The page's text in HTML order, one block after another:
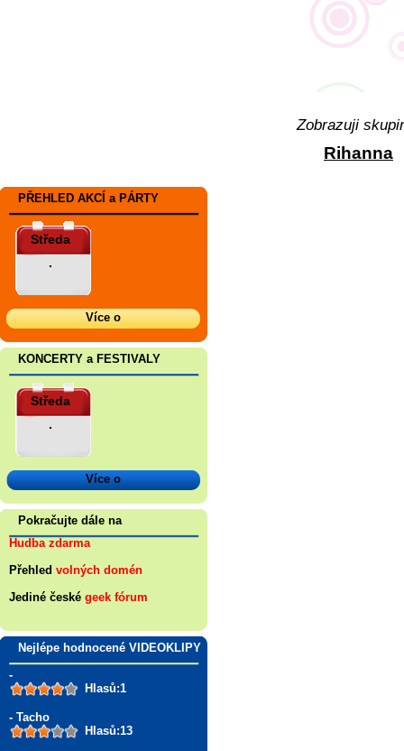
Zobrazuji
Rihanna
PŘEHLED AKCÍ a PÁRTY
Středa
.
Více o
KONCERTY a FESTIVALY
Středa
.
Více o
Pokračujte dále na
Hudba zdarma
Přehled volných domén
Jediné české geek fórum
Nejlépe hodnocené VIDEOKLIPY
-
Hlasů:1
- Tacho
Hlasů:13